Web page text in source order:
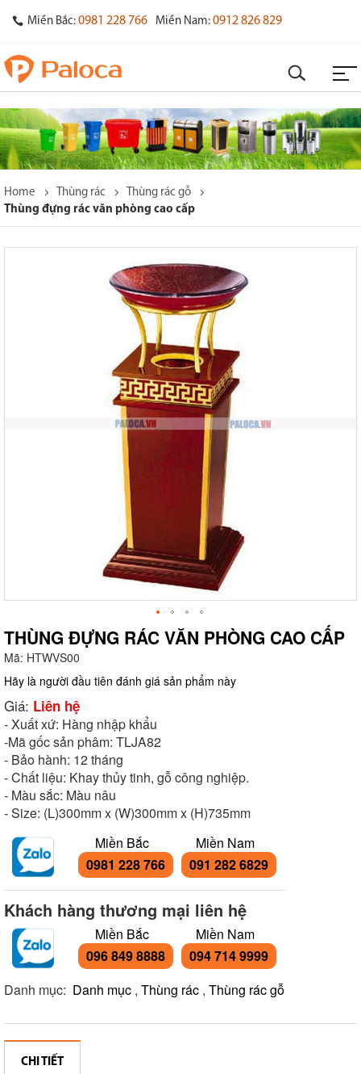
Miền Bắc: 0981 228 766 Miền Nam: 0912 826 829
Home Thùng rác
Thùng rác gỗ
Thùng đựng rác văn phòng cao cấp
THÙNG ĐỰNG RÁC VĂN PHÒNG CAO CẤP
Mã: HTWVS00
Hãy là người đầu tiên đánh giá sản phẩm này
Giá: Liên hệ
- Xuất xứ: Hàng nhập khẩu
-Mã gốc sản phâm: TLJA82
- Bảo hành: 12 tháng
- Chất liệu: Khay thủy tinh, gỗ công nghiệp.
- Màu sắc: Màu nâu
- Size: (L)300mm x (W)300mm x (H)735mm
Miền Bắc
0981 228 766
Miền Nam
091 282 6829
Khách hàng thương mại liên hệ
Miền Bắc
096 849 8888
Miền Nam
094 714 9999
Danh mục: Danh mục , Thùng rác , Thùng rác gỗ
CHI TIẾT